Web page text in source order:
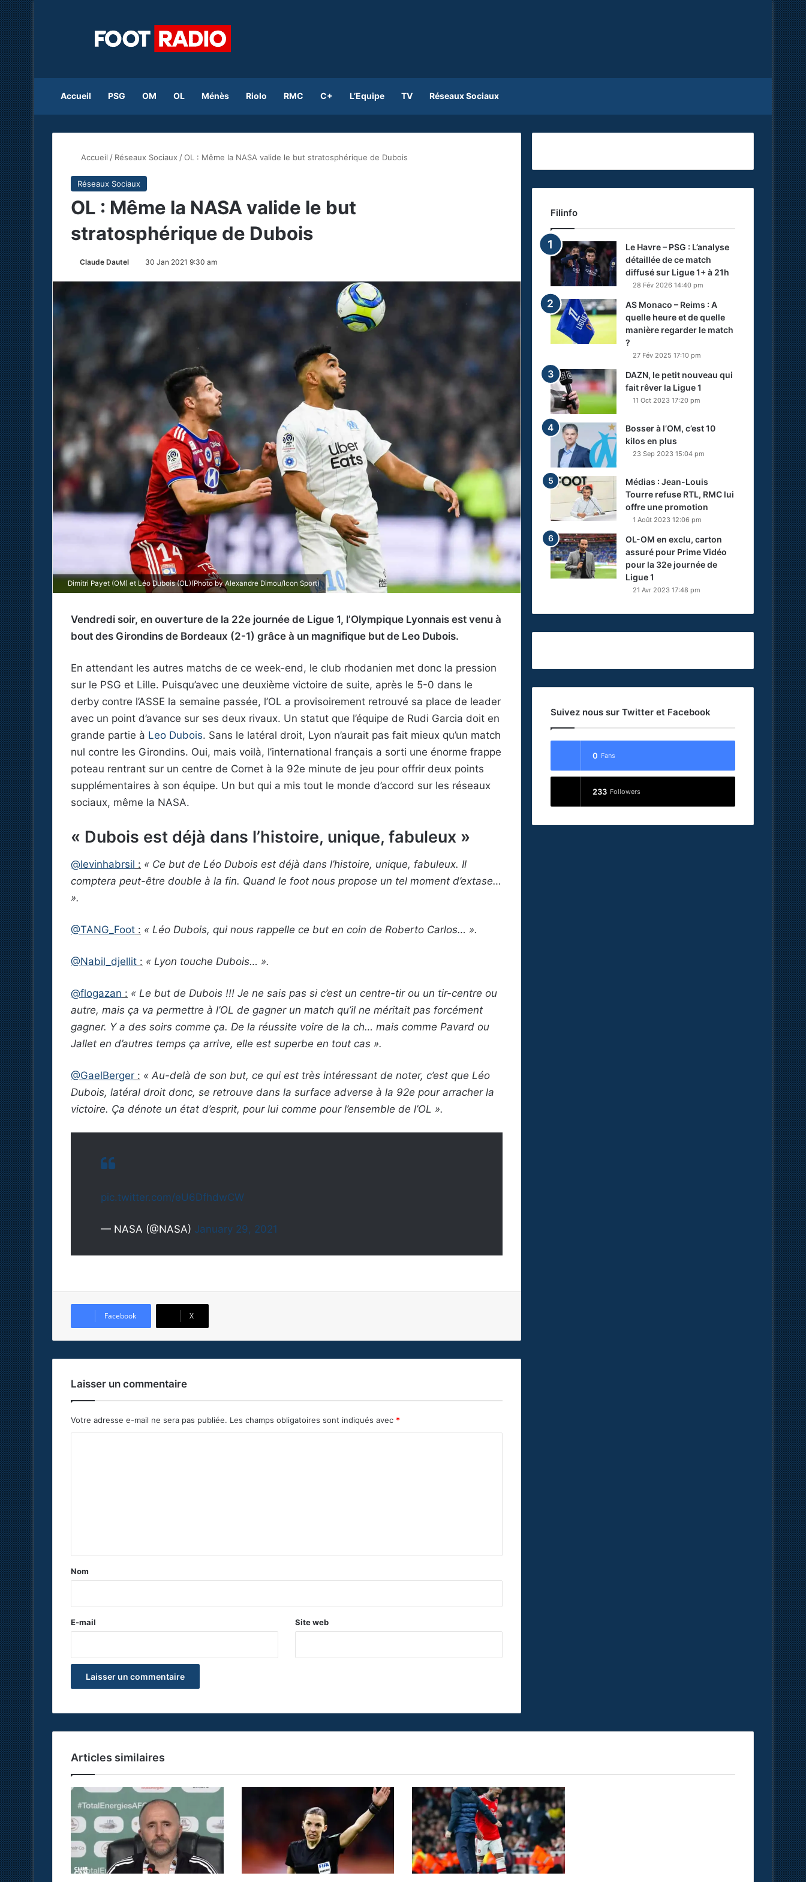
Accueil PSG OM OL Ménès Riolo RMC C+ L’Equipe TV Réseaux Sociaux
Accueil / Réseaux Sociaux /OL : Même la NASA valide le but stratosphérique de Dubois
Réseaux Sociaux
OL : Même la NASA valide le but
stratosphérique de Dubois
Claude Dautel 30 Jan 2021 9:30 am
Dimitri Payet (OM) et Léo Dubois (OL)(Photo by Alexandre Dimou/Icon Sport)
Vendredi soir, en ouverture de la 22e journée de Ligue 1, l’Olympique Lyonnais est venu à
bout des Girondins de Bordeaux (2-1) grâce à un magnifique but de Leo Dubois.
En attendant les autres matchs de ce week-end, le club rhodanien met donc la pression
sur le PSG et Lille. Puisqu’avec une deuxième victoire de suite, après le 5-0 dans le
derby contre l’ASSE la semaine passée, l’OL a provisoirement retrouvé sa place de leader
avec un point d’avance sur ses deux rivaux. Un statut que l’équipe de Rudi Garcia doit en
grande partie à Leo Dubois. Sans le latéral droit, Lyon n’aurait pas fait mieux qu’un match
nul contre les Girondins. Oui, mais voilà, l’international français a sorti une énorme frappe
poteau rentrant sur un centre de Cornet à la 92e minute de jeu pour offrir deux points
supplémentaires à son équipe. Un but qui a mis tout le monde d’accord sur les réseaux
sociaux, même la NASA.
« Dubois est déjà dans l’histoire, unique, fabuleux »
@levinhabrsil : « Ce but de Léo Dubois est déjà dans l’histoire, unique, fabuleux. Il
comptera peut-être double à la fin. Quand le foot nous propose un tel moment d’extase…
».
@TANG_Foot : « Léo Dubois, qui nous rappelle ce but en coin de Roberto Carlos… ».
@Nabil_djellit : « Lyon touche Dubois… ».
@flogazan : « Le but de Dubois !!! Je ne sais pas si c’est un centre-tir ou un tir-centre ou
autre, mais ça va permettre à l’OL de gagner un match qu’il ne méritait pas forcément
gagner. Y a des soirs comme ça. De la réussite voire de la ch… mais comme Pavard ou
Jallet en d’autres temps ça arrive, elle est superbe en tout cas ».
@GaelBerger : « Au-delà de son but, ce qui est très intéressant de noter, c’est que Léo
Dubois, latéral droit donc, se retrouve dans la surface adverse à la 92e pour arracher la
victoire. Ça dénote un état d’esprit, pour lui comme pour l’ensemble de l’OL ».
pic.twitter.com/eU6DfhdwCW
— NASA (@NASA) January 29, 2021
Facebook X
Laisser un commentaire
Votre adresse e-mail ne sera pas publiée. Les champs obligatoires sont indiqués avec *
a
e
Nom
E-mail Site web
Filinfo
Le Havre – PSG : L’analyse
détaillée de ce match
diffusé sur Ligue 1+ à 21h
28 Fév 2026 14:40 pm
AS Monaco – Reims : A
quelle heure et de quelle
manière regarder le match
?
27 Fév 2025 17:10 pm
DAZN, le petit nouveau qui
fait rêver la Ligue 1
11 Oct 2023 17:20 pm
Bosser à l’OM, c’est 10
kilos en plus
23 Sep 2023 15:04 pm
Médias : Jean-Louis
Tourre refuse RTL, RMC lui
offre une promotion
1 Août 2023 12:06 pm
OL-OM en exclu, carton
assuré pour Prime Vidéo
pour la 32e journée de
Ligue 1
21 Avr 2023 17:48 pm
Suivez nous sur Twitter et Facebook
0 Fans
233 Followers
Articles similaires